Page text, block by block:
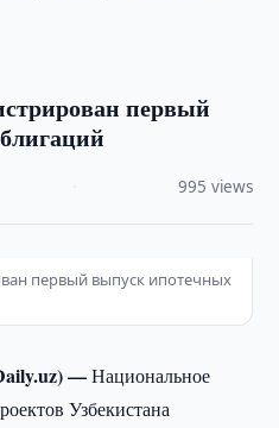
первый
995 views
первый выпуск ипотечных
—Национальное
Узбекистана